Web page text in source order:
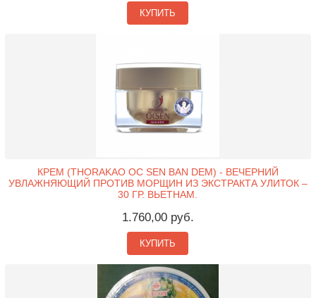
КУПИТЬ
КРЕМ (THORAKAO OC SEN BAN DEM) - ВЕЧЕРНИЙ
УВЛАЖНЯЮЩИЙ ПРОТИВ МОРЩИН ИЗ ЭКСТРАКТА УЛИТОК –
30 ГР. ВЬЕТНАМ.
1.760,00 руб.
КУПИТЬ